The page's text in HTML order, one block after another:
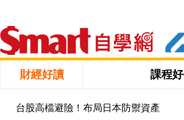
財經好讀 課程
台股高檔避險！布局日本防禦資產